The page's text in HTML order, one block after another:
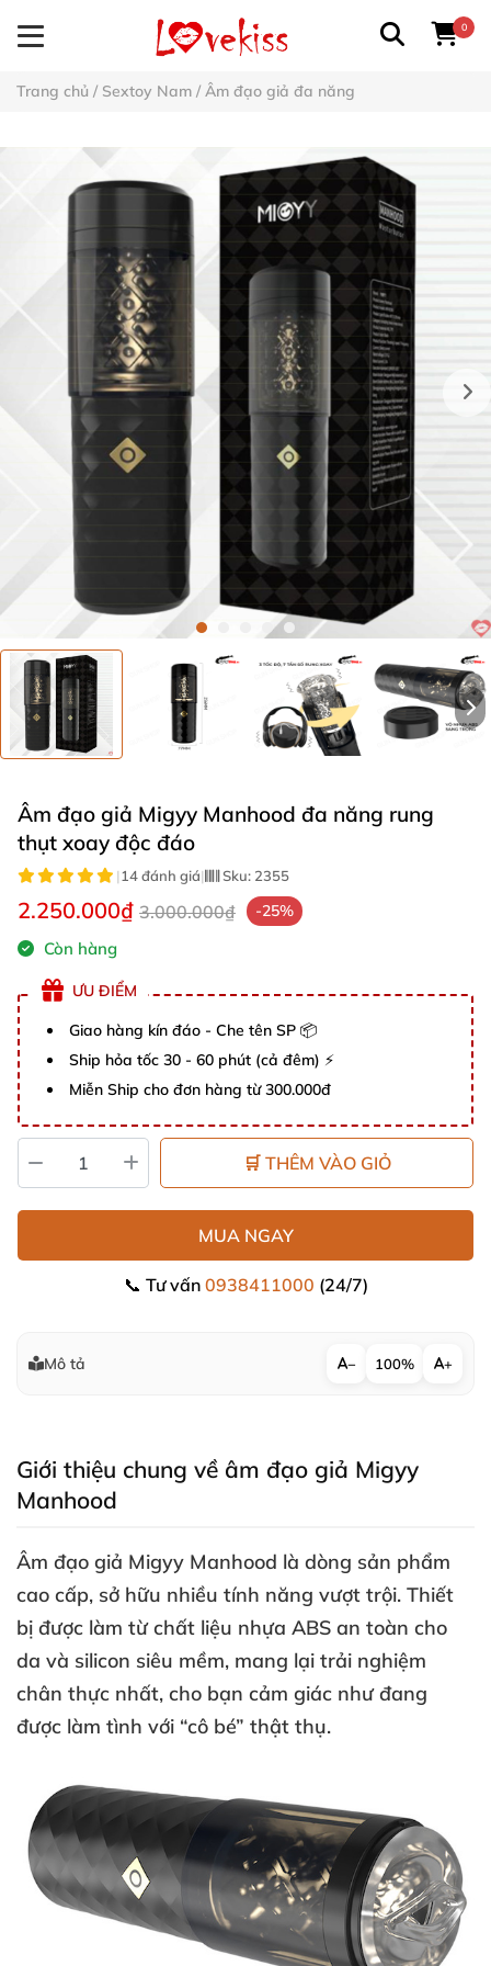
0
Trang chủ / Sextoy Nam / Âm đạo giả đa năng
Âm đạo giả Migyy Manhood đa năng rung
thụt xoay độc đáo
|14 đánh giá| Sku: 2355
2.250.000₫ 3.000.000₫ -25%
Còn hàng
ƯU ĐIỂM
Giao hàng kín đáo - Che tên SP 📦
Ship hỏa tốc 30 - 60 phút (cả đêm) ⚡
Miễn Ship cho đơn hàng từ 300.000đ
🛒 THÊM VÀO GIỎ
MUA NGAY
📞 Tư vấn 0938411000 (24/7)
Mô tả − 100% +
Giới thiệu chung về âm đạo giả Migyy
Manhood
Âm đạo giả Migyy Manhood là dòng sản phẩm
cao cấp, sở hữu nhiều tính năng vượt trội. Thiết
bị được làm từ chất liệu nhựa ABS an toàn cho
da và silicon siêu mềm, mang lại trải nghiệm
chân thực nhất, cho bạn cảm giác như đang
được làm tình với “cô bé” thật thụ.